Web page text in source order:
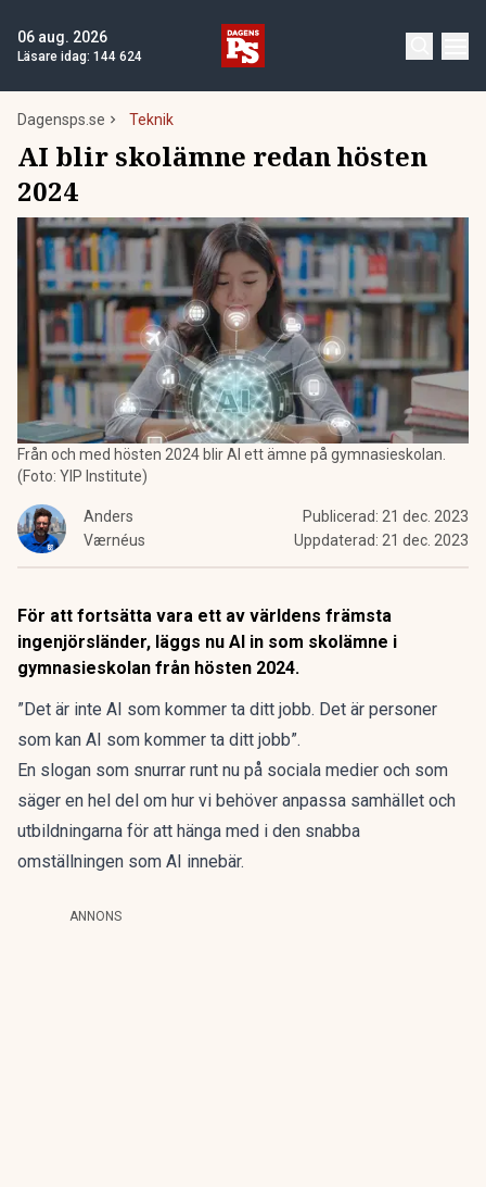
06 aug. 2026
Läsare idag: 144 624
Dagensps.se Teknik
AI blir skolämne redan hösten
2024
Från och med hösten 2024 blir AI ett ämne på gymnasieskolan.
(Foto: YIP Institute)
Anders
Værnéus
Publicerad: 21 dec. 2023
Uppdaterad: 21 dec. 2023
För att fortsätta vara ett av världens främsta
ingenjörsländer, läggs nu AI in som skolämne i
gymnasieskolan från hösten 2024.
”Det är inte AI som kommer ta ditt jobb. Det är personer
som kan AI som kommer ta ditt jobb”.
En slogan som snurrar runt nu på sociala medier och som
säger en hel del om hur vi behöver anpassa samhället och
utbildningarna för att hänga med i den snabba
omställningen som AI innebär.
ANNONS